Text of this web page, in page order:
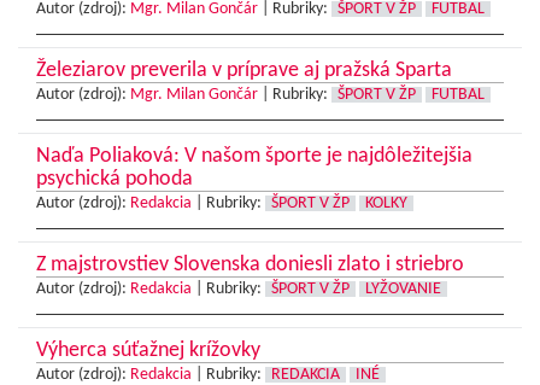
Autor (zdroj): Mgr. Milan Gončár Rubriky: ŠPORT V ŽP FUTBAL
Železiarov preverila v príprave aj pražská Sparta
Autor (zdroj): Mgr. Milan Gončár Rubriky: ŠPORT V ŽP FUTBAL
Naďa Poliaková: V našom športe je najdôležitejšia
psychická pohoda
Autor (zdroj): Redakcia Rubriky: ŠPORT V ŽP KOLKY
Z majstrovstiev Slovenska doniesli zlato i striebro
Autor (zdroj): Redakcia Rubriky: ŠPORT V ŽP LYŽOVANIE
Výherca súťažnej krížovky
Autor (zdroj): Redakcia Rubriky: REDAKCIA INÉ